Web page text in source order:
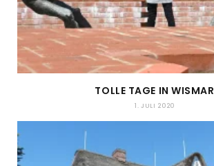
TOLLE TAGE IN WISMAR
1. JULI 2020